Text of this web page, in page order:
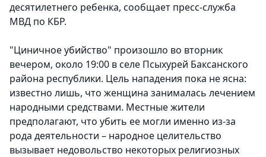
десятилетнего ребенка, сообщает пресс-служба
МВД по КБР.
"Циничное убийство" произошло во вторник
вечером, около 19:00 в селе Псыхурей Баксанского
района республики. Цель нападения пока не ясна:
известно лишь, что женщина занималась лечением
народными средствами. Местные жители
предполагают, что убить ее могли именно из-за
рода деятельности – народное целительство
вызывает недовольство некоторых религиозных